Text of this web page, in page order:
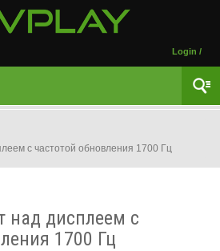
Login /
с частотой обновления 1700 Гц
над дисплеем с
1700 Гц